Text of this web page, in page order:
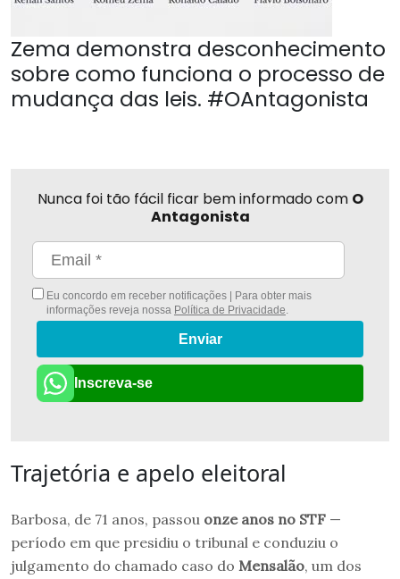
Zema demonstra desconhecimento
sobre como funciona o processo de
mudança das leis. #OAntagonista
Nunca foi tão fácil ficar bem informado com O
Antagonista
Eu concordo em receber notificações | Para obter mais
informações reveja nossa Política de Privacidade.
Enviar
Inscreva-se
Trajetória e apelo eleitoral
Barbosa, de 71 anos, passou onze anos no STF —
período em que presidiu o tribunal e conduziu o
julgamento do chamado caso do Mensalão, um dos